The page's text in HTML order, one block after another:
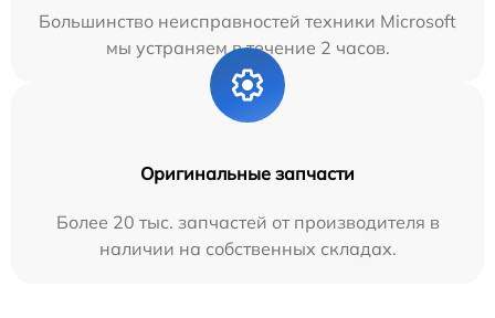
Большинство неисправностей техники Microsoft
мы устраняем в течение 2 часов.
Оригинальные запчасти
Более 20 тыс. запчастей от производителя в
наличии на собственных складах.